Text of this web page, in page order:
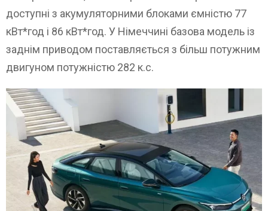
доступні з акумуляторними блоками ємністю 77
кВт*год і 86 кВт*год. У Німеччині базова модель із
заднім приводом поставляється з більш потужним
двигуном потужністю 282 к.с.